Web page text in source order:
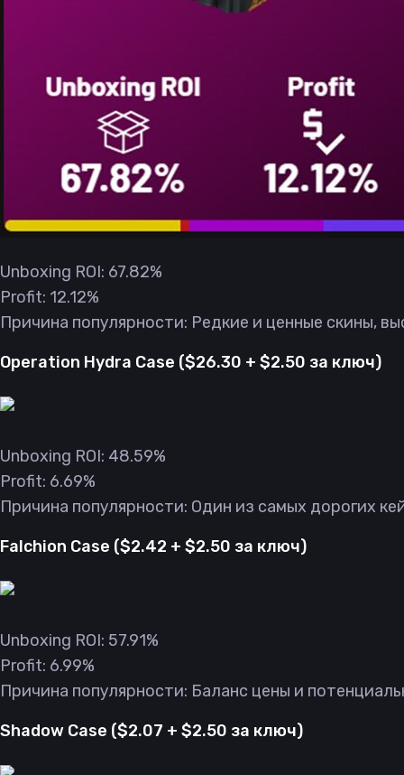
Unboxing ROI: 67.82%
Profit: 12.12%
Причина популярности: Редкие и ценные скины,
Operation Hydra Case ($26.30 + $2.50 за ключ)
Unboxing ROI: 48.59%
Profit: 6.69%
Причина популярности: Один из самых дорогих
Falchion Case ($2.42 + $2.50 за ключ)
Unboxing ROI: 57.91%
Profit: 6.99%
Причина популярности: Баланс цены и
Shadow Case ($2.07 + $2.50 за ключ)